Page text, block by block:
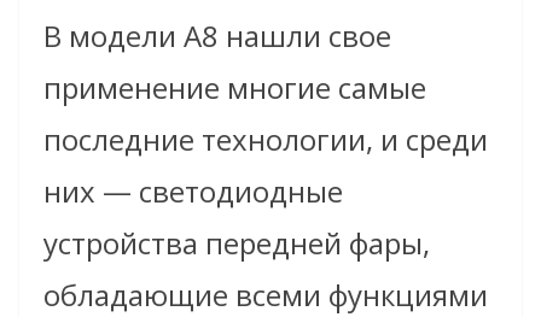
В модели A8 нашли свое
применение многие самые
последние технологии, и среди
них — светодиодные
устройства передней фары,
обладающие всеми функциями